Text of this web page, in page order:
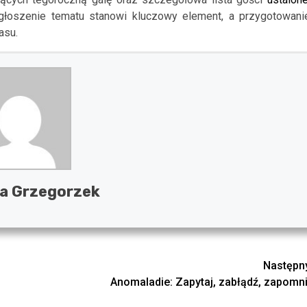
tematu stanowi kluczowy element, a
Grzegorzek
Anomaladie: Zapytaj, zabłądź,